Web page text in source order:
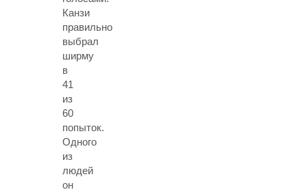
Канзи
правильно
выбрал
ширму
в
41
из
60
попыток.
Одного
из
людей
он